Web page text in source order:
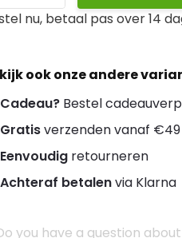
nu, betaal pas over 14
ook onze andere
Cadeau? Bestel
Gratisverzenden vanaf €49
Eenvoudig retourneren
Achteraf betalenvia Klarna